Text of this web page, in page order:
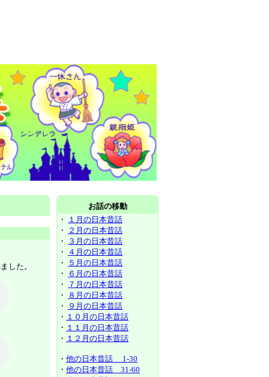
した。
お話の移動
・
１月の日本昔話
・
２月の日本昔話
・
３月の日本昔話
・
４月の日本昔話
・
５月の日本昔話
・
６月の日本昔話
・
７月の日本昔話
・
８月の日本昔話
・
９月の日本昔話
・ １０月の日本昔話
・ １１月の日本昔話
・ １２月の日本昔話
・ 他の日本昔話 1-30
・ 他の日本昔話 31-60